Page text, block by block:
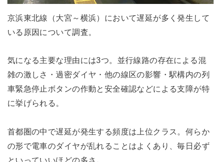
京浜東北線（大宮～横浜）において遅延が多く発生して
いる原因について調査。
気になる主要な理由には3つ。並行線路の存在による混
雑の激しさ・過密ダイヤ・他の線区の影響・駅構内の列
車緊急停止ボタンの作動と安全確認などによる支障が特
に挙げられる。
首都圏の中で遅延が発生する頻度は上位クラス。何らか
の形で電車のダイヤが乱れることはよくあり、毎日必ず
といっていいほどの多さ。